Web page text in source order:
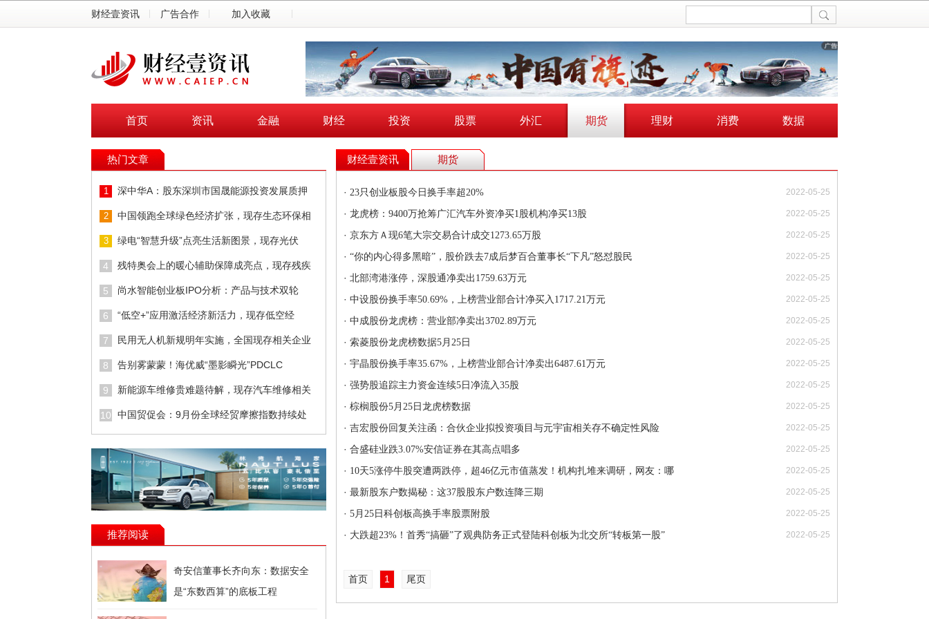
财经壹资讯 广告合作 加入收藏
首页 资讯 金融 财经 投资 股票 外汇 期货 理财 消费 数据
财经壹资讯 期货
2022-05-25
· 23只创业板股今日换手率超20%
2022-05-25
· 龙虎榜：9400万抢筹广汇汽车外资净买1股机构净买13股
2022-05-25
· 京东方Ａ现6笔大宗交易合计成交1273.65万股
2022-05-25
· “你的内心得多黑暗”，股价跌去7成后梦百合董事长“下凡”怒怼股民
2022-05-25
· 北部湾港涨停，深股通净卖出1759.63万元
2022-05-25
· 中设股份换手率50.69%，上榜营业部合计净买入1717.21万元
2022-05-25
· 中成股份龙虎榜：营业部净卖出3702.89万元
2022-05-25
· 索菱股份龙虎榜数据5月25日
2022-05-25
· 宇晶股份换手率35.67%，上榜营业部合计净卖出6487.61万元
2022-05-25
· 强势股追踪主力资金连续5日净流入35股
2022-05-25
· 棕榈股份5月25日龙虎榜数据
2022-05-25
· 吉宏股份回复关注函：合伙企业拟投资项目与元宇宙相关存不确定性风险
2022-05-25
· 合盛硅业跌3.07%安信证券在其高点唱多
2022-05-25
· 10天5涨停牛股突遭两跌停，超46亿元市值蒸发！机构扎堆来调研，网友：哪
2022-05-25
· 最新股东户数揭秘：这37股股东户数连降三期
2022-05-25
· 5月25日科创板高换手率股票附股
2022-05-25
· 大跌超23%！首秀“搞砸”了观典防务正式登陆科创板为北交所“转板第一股”
首页 1 尾页
热门文章
1 深中华A：股东深圳市国晟能源投资发展质押
2 中国领跑全球绿色经济扩张，现存生态环保相
3 绿电“智慧升级”点亮生活新图景，现存光伏
4 残特奥会上的暖心辅助保障成亮点，现存残疾
5 尚水智能创业板IPO分析：产品与技术双轮
6 “低空+”应用激活经济新活力，现存低空经
7 民用无人机新规明年实施，全国现存相关企业
8 告别雾蒙蒙！海优威“墨影瞬光”PDCLC
9 新能源车维修贵难题待解，现存汽车维修相关
10 中国贸促会：9月份全球经贸摩擦指数持续处
推荐阅读
奇安信董事长齐向东：数据安全
是“东数西算”的底板工程